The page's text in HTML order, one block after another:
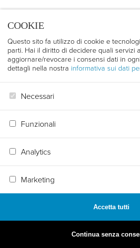
COOKIE
Questo sito fa utilizzo di cookie e
parti. Hai il diritto di decidere quali servizi
aggiornare/revocare i consensi dati in
dettagli nella nostra informativa sui dati
Necessari
Funzionali
Analytics
Marketing
Accetta tutti
Continua senza
MADE BY ARTICA